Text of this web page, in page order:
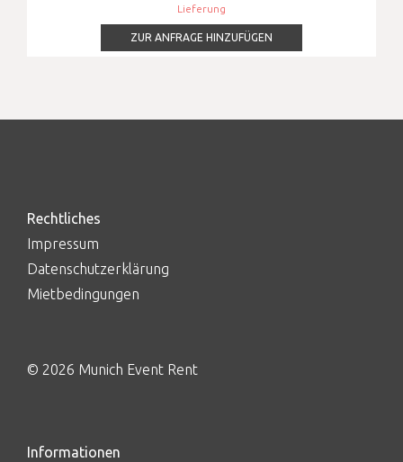
Lieferung
ZUR ANFRAGE HINZUFÜGEN
Rechtliches
Impressum
Datenschutzerklärung
Mietbedingungen
© 2026 Munich Event Rent
Informationen